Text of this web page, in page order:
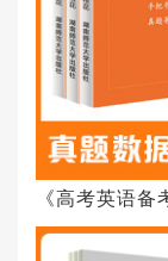
《高考英语备